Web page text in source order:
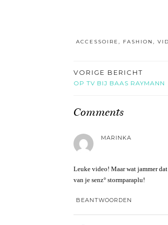
ACCESSOIRE , FASHION ,
VORIGE BERICHT
OP TV BIJ BAAS RAYMANN
Comments
MARINKA
Leuke video! Maar wat jammer
van je senz° stormparaplu!
BEANTWOORDEN